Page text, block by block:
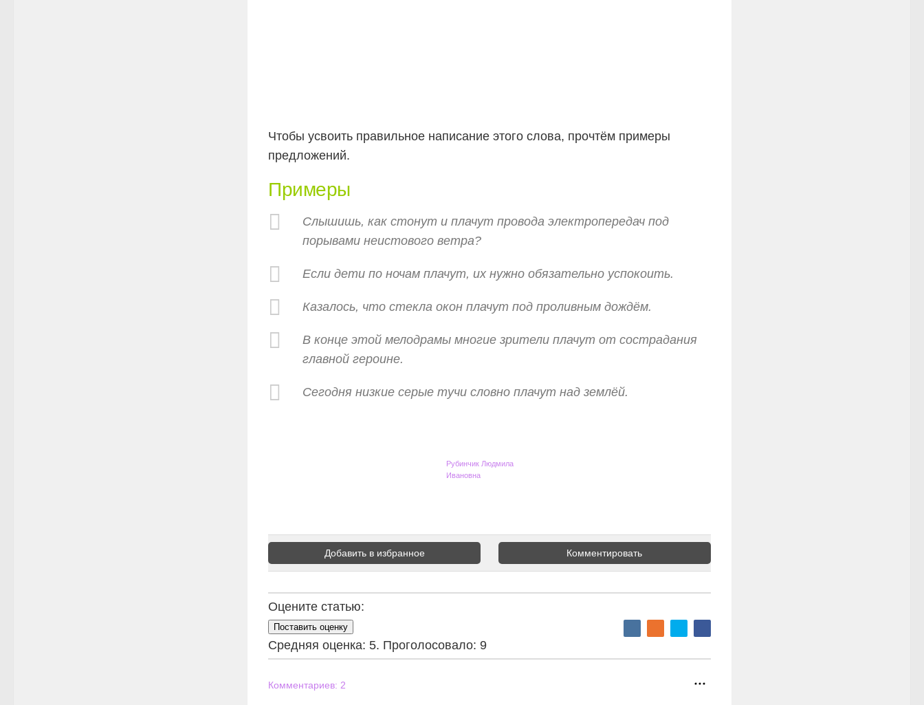
Чтобы усвоить правильное написание этого слова, прочтём примеры
предложений.
Примеры
Слышишь, как стонут и плачут провода электропередач под
порывами неистового ветра?
Если дети по ночам плачут, их нужно обязательно успокоить.
Казалось, что стекла окон плачут под проливным дождём.
В конце этой мелодрамы многие зрители плачут от сострадания
главной героине.
Сегодня низкие серые тучи словно плачут над землёй.
Рубинчик Людмила
Ивановна
Добавить в избранное Комментировать
Оцените статью:
Поставить оценку
Средняя оценка: 5. Проголосовало: 9
Комментариев: 2